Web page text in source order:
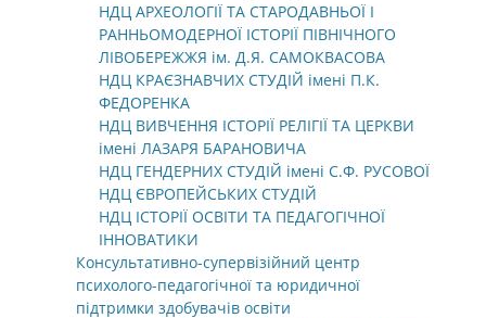
НДЦ АРХЕОЛОГІЇ ТА СТАРОДАВНЬОЇ І
РАННЬОМОДЕРНОЇ ІСТОРІЇ ПІВНІЧНОГО
ЛІВОБЕРЕЖЖЯ ім. Д.Я. САМОКВАСОВА
НДЦ КРАЄЗНАВЧИХ СТУДІЙ імені П.К.
ФЕДОРЕНКА
НДЦ ВИВЧЕННЯ ІСТОРІЇ РЕЛІГІЇ ТА ЦЕРКВИ
імені ЛАЗАРЯ БАРАНОВИЧА
НДЦ ГЕНДЕРНИХ СТУДІЙ імені С.Ф. РУСОВОЇ
НДЦ ЄВРОПЕЙСЬКИХ СТУДІЙ
НДЦ ІСТОРІЇ ОСВІТИ ТА ПЕДАГОГІЧНОЇ
ІННОВАТИКИ
Консультативно-супервізійний центр
психолого-педагогічної та юридичної
підтримки здобувачів освіти